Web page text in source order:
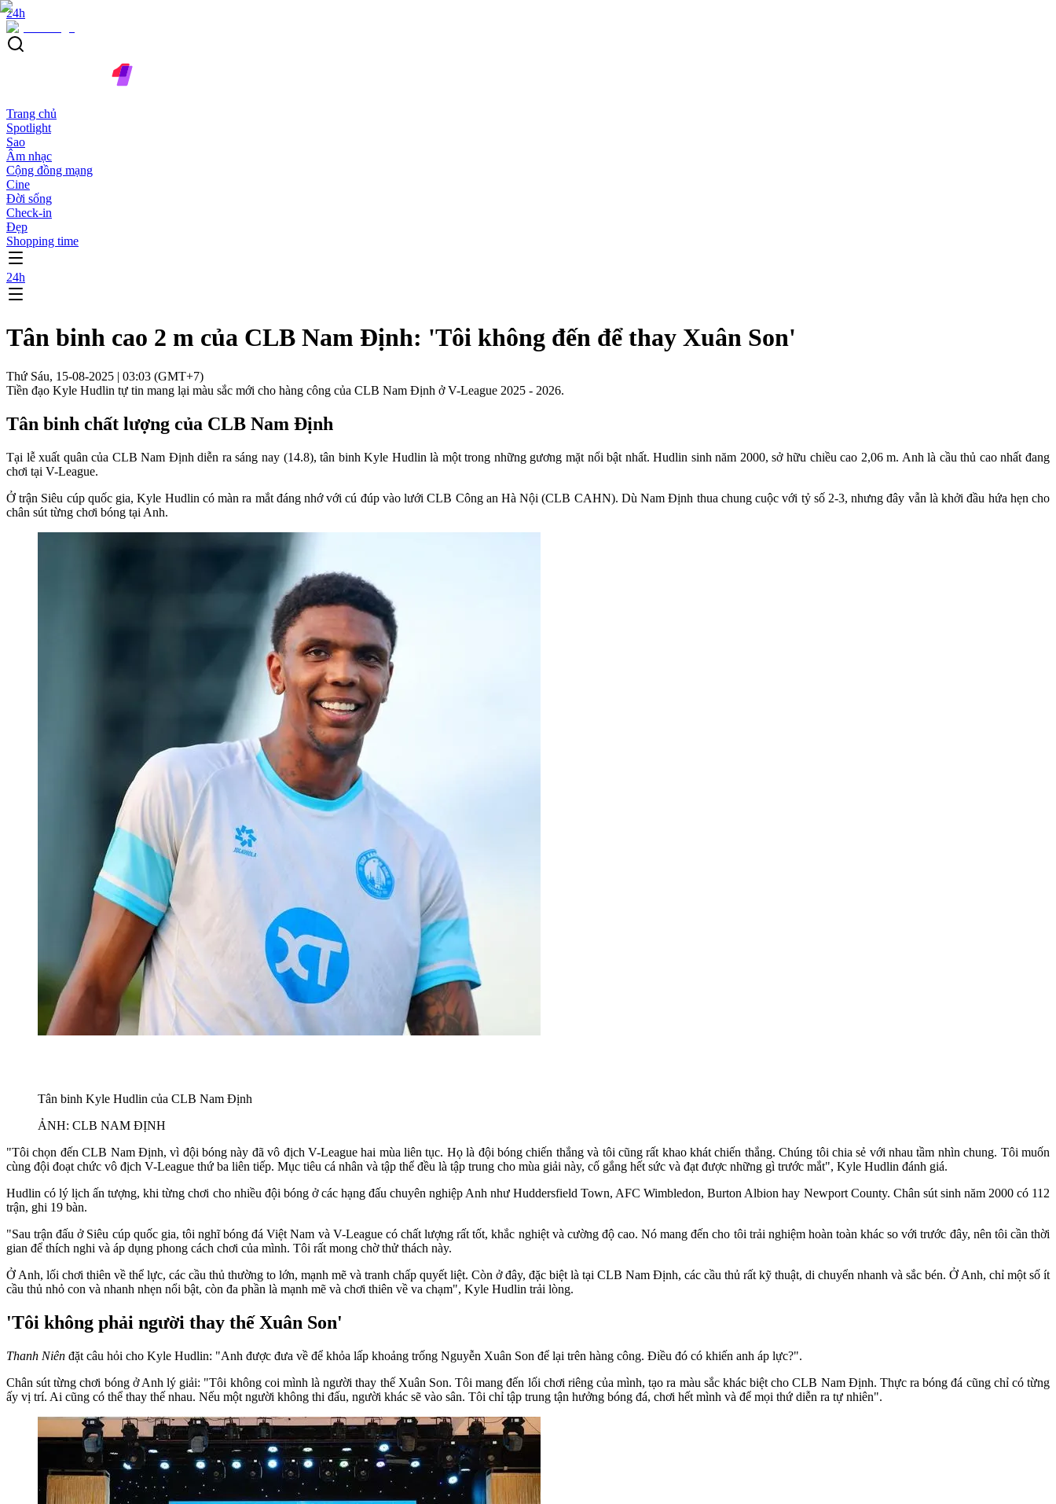
24h
Trang chủ
Spotlight
Sao
Âm nhạc
Cộng đồng mạng
Cine
Đời sống
Check-in
Đẹp
Shopping time
24h
Tân binh cao 2 m của CLB Nam Định: 'Tôi không đến để thay Xuân Son'
Thứ Sáu, 15-08-2025 | 03:03 (GMT+7)
Tiền đạo Kyle Hudlin tự tin mang lại màu sắc mới cho hàng công của CLB Nam Định ở V-League 2025 - 2026.
Tân binh chất lượng của CLB Nam Định
Tại lễ xuất quân của CLB Nam Định diễn ra sáng nay (14.8), tân binh Kyle Hudlin là một trong những gương mặt nổi bật nhất. Hudlin sinh năm 2000, sở hữu chiều cao 2,06 m. Anh là cầu thủ cao nhất đang
chơi tại V-League.
Ở trận Siêu cúp quốc gia, Kyle Hudlin có màn ra mắt đáng nhớ với cú đúp vào lưới CLB Công an Hà Nội (CLB CAHN). Dù Nam Định thua chung cuộc với tỷ số 2-3, nhưng đây vẫn là khởi đầu hứa hẹn cho
chân sút từng chơi bóng tại Anh.
Tân binh Kyle Hudlin của CLB Nam Định
ẢNH: CLB NAM ĐỊNH
"Tôi chọn đến CLB Nam Định, vì đội bóng này đã vô địch V-League hai mùa liên tục. Họ là đội bóng chiến thắng và tôi cũng rất khao khát chiến thắng. Chúng tôi chia sẻ với nhau tầm nhìn chung. Tôi muốn
cùng đội đoạt chức vô địch V-League thứ ba liên tiếp. Mục tiêu cá nhân và tập thể đều là tập trung cho mùa giải này, cố gắng hết sức và đạt được những gì trước mắt", Kyle Hudlin đánh giá.
Hudlin có lý lịch ấn tượng, khi từng chơi cho nhiều đội bóng ở các hạng đấu chuyên nghiệp Anh như Huddersfield Town, AFC Wimbledon, Burton Albion hay Newport County. Chân sút sinh năm 2000 có 112
trận, ghi 19 bàn.
"Sau trận đấu ở Siêu cúp quốc gia, tôi nghĩ bóng đá Việt Nam và V-League có chất lượng rất tốt, khắc nghiệt và cường độ cao. Nó mang đến cho tôi trải nghiệm hoàn toàn khác so với trước đây, nên tôi cần thời
gian để thích nghi và áp dụng phong cách chơi của mình. Tôi rất mong chờ thử thách này.
Ở Anh, lối chơi thiên về thể lực, các cầu thủ thường to lớn, mạnh mẽ và tranh chấp quyết liệt. Còn ở đây, đặc biệt là tại CLB Nam Định, các cầu thủ rất kỹ thuật, di chuyển nhanh và sắc bén. Ở Anh, chỉ một số ít
cầu thủ nhỏ con và nhanh nhẹn nổi bật, còn đa phần là mạnh mẽ và chơi thiên về va chạm", Kyle Hudlin trải lòng.
'Tôi không phải người thay thế Xuân Son'
Thanh Niên đặt câu hỏi cho Kyle Hudlin: "Anh được đưa về để khỏa lấp khoảng trống Nguyễn Xuân Son để lại trên hàng công. Điều đó có khiến anh áp lực?".
Chân sút từng chơi bóng ở Anh lý giải: "Tôi không coi mình là người thay thế Xuân Son. Tôi mang đến lối chơi riêng của mình, tạo ra màu sắc khác biệt cho CLB Nam Định. Thực ra bóng đá cũng chỉ có từng
ấy vị trí. Ai cũng có thể thay thế nhau. Nếu một người không thi đấu, người khác sẽ vào sân. Tôi chỉ tập trung tận hưởng bóng đá, chơi hết mình và để mọi thứ diễn ra tự nhiên".